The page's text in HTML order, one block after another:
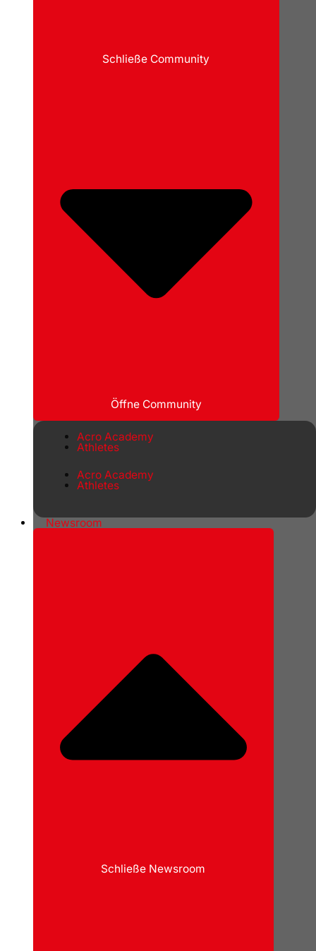
Schließe Community
Öffne Community
Acro Academy
Athletes
Acro Academy
Athletes
Newsroom
Schließe Newsroom